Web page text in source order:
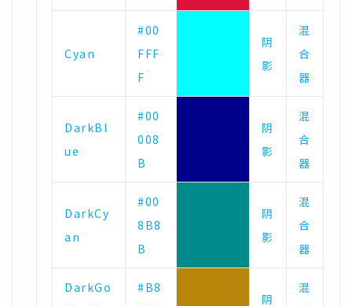
Cyan
#00
FFF
F
阴
影
混
合
器
DarkBl
ue
#00
008
B
阴
影
混
合
器
DarkCy
an
#00
8B8
B
阴
影
混
合
器
DarkGo
#B8
阴
混